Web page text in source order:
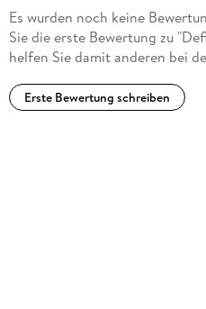
Es wurden noch keine
Sie die erste Bewertung zu
helfen Sie damit anderen bei
Erste Bewertung schreiben